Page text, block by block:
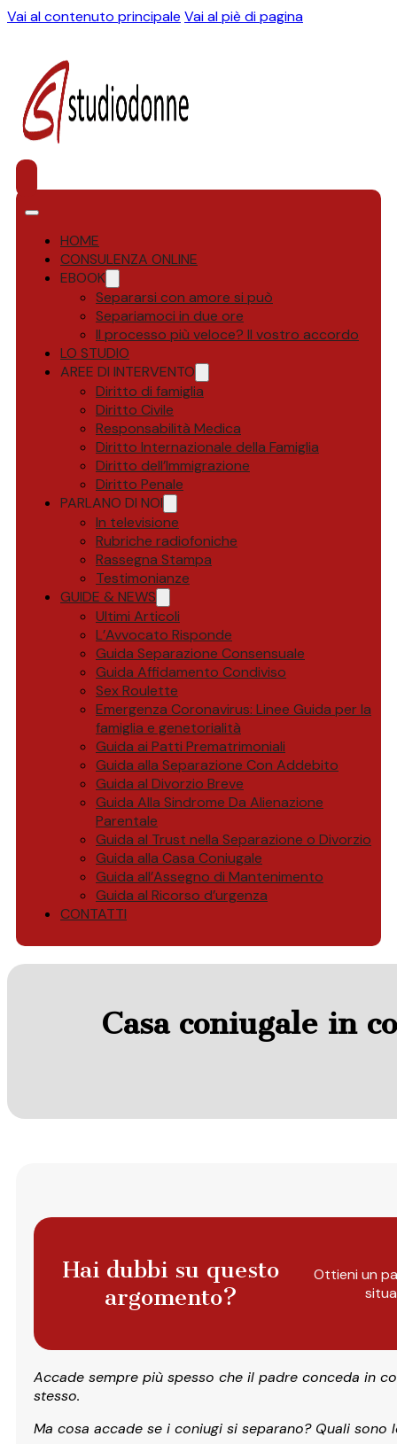
Vai al contenuto principale Vai al piè di pagina
HOME
CONSULENZA ONLINE
EBOOK
Separarsi con amore si può
Separiamoci in due ore
Il processo più veloce? Il vostro accordo
LO STUDIO
AREE DI INTERVENTO
Diritto di famiglia
Diritto Civile
Responsabilità Medica
Diritto Internazionale della Famiglia
Diritto dell’Immigrazione
Diritto Penale
PARLANO DI NOI
In televisione
Rubriche radiofoniche
Rassegna Stampa
Testimonianze
GUIDE & NEWS
Ultimi Articoli
L’Avvocato Risponde
Guida Separazione Consensuale
Guida Affidamento Condiviso
Sex Roulette
Emergenza Coronavirus: Linee Guida per la
famiglia e genetorialità
Guida ai Patti Prematrimoniali
Guida alla Separazione Con Addebito
Guida al Divorzio Breve
Guida Alla Sindrome Da Alienazione
Parentale
Guida al Trust nella Separazione o Divorzio
Guida alla Casa Coniugale
Guida all’Assegno di Mantenimento
Guida al Ricorso d’urgenza
CONTATTI
Casa coniugale in
Hai dubbi su questo
argomento?
Ottieni un
Accade sempre più spesso che il padre conceda in
stesso.
Ma cosa accade se i coniugi si separano? Quali sono